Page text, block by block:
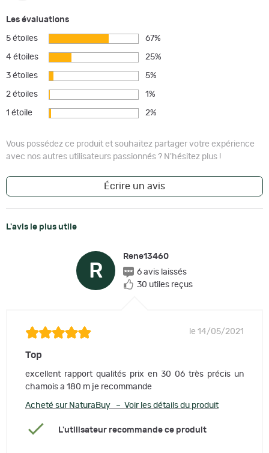
Les évaluations
5 étoiles 67%
4 étoiles 25%
3 étoiles 5%
2 étoiles 1%
1 étoile 2%
Vous possédez ce produit et souhaitez partager votre expérience
avec nos autres utilisateurs passionnés ? N'hésitez plus !
Écrire un avis
L'avis le plus utile
R
Rene13460
6 avis laissés
30 utiles reçus
le 14/05/2021
Top
excellent rapport qualités prix en 30 06 très précis un
chamois a 180 m je recommande
Acheté sur NaturaBuy – Voir les détails du produit
L'utilisateur recommande ce produit